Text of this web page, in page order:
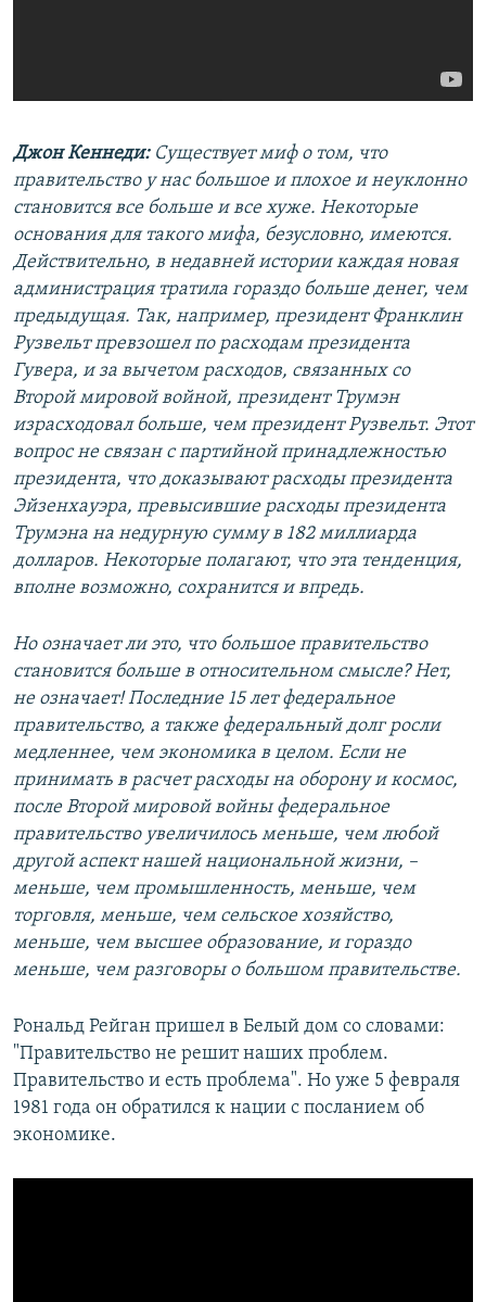
Джон Кеннеди:Существует миф о том, что
правительство у нас большое и плохое и неуклонно
становится все больше и все хуже. Некоторые
основания для такого мифа, безусловно, имеются.
Действительно, в недавней истории каждая новая
администрация тратила гораздо больше денег, чем
предыдущая. Так, например, президент Франклин
Рузвельт превзошел по расходам президента
Гувера, и за вычетом расходов, связанных со
Второй мировой войной, президент Трумэн
израсходовал больше, чем президент Рузвельт. Этот
вопрос не связан с партийной принадлежностью
президента, что доказывают расходы президента
Эйзенхауэра, превысившие расходы президента
Трумэна на недурную сумму в 182 миллиарда
долларов. Некоторые полагают, что эта тенденция,
вполне возможно, сохранится и впредь.
Но означает ли это, что большое правительство
становится больше в относительном смысле? Нет,
не означает! Последние 15 лет федеральное
правительство, а также федеральный долг росли
медленнее, чем экономика в целом. Если не
принимать в расчет расходы на оборону и космос,
после Второй мировой войны федеральное
правительство увеличилось меньше, чем любой
другой аспект нашей национальной жизни, –
меньше, чем промышленность, меньше, чем
торговля, меньше, чем сельское хозяйство,
меньше, чем высшее образование, и гораздо
меньше, чем разговоры о большом правительстве.
Рональд Рейган пришел в Белый дом со словами:
"Правительство не решит наших проблем.
Правительство и есть проблема". Но уже 5 февраля
1981 года он обратился к нации с посланием об
экономике.